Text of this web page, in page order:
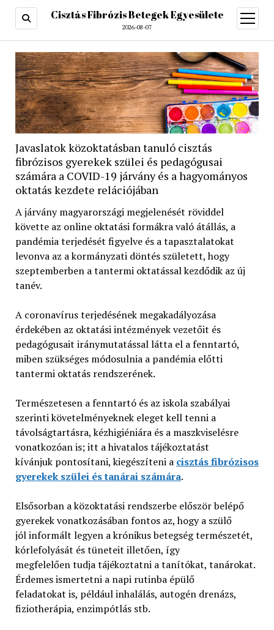
Cisztás Fibrózis Betegek Egyesülete
2026-08-07
open
menu
Javaslatok közoktatásban tanuló cisztás
fibrózisos gyerekek szülei és pedagógusai
számára a COVID-19 járvány és a hagyományos
oktatás kezdete relációjában
A járvány magyarországi megjelenését röviddel
követte az online oktatási formákra való átállás, a
pandémia terjedését figyelve és a tapasztalatokat
levonva az a kormányzati döntés született, hogy
szeptemberben a tantermi oktatással kezdődik az új
tanév.
A coronavírus terjedésének megakadályozása
érdekében az oktatási intézmények vezetőit és
pedagógusait iránymutatással látta el a fenntartó,
miben szükséges módosulnia a pandémia előtti
tantermi oktatás rendszerének.
Természetesen a fenntartó és az iskola szabályai
szerinti követelményeknek eleget kell tenni a
távolságtartásra, kézhigiéniára és a maszkviselésre
vonatkozóan is; itt a hivatalos tájékoztatást
kívánjuk pontosítani, kiegészíteni a cisztás fibrózisos
gyerekek szülei és tanárai számára.
Elsősorban a közoktatási rendszerbe először belépő
gyerekek vonatkozásában fontos az, hogy a szülő
jól informált legyen a krónikus betegség természetét,
kórlefolyását és tüneteit illetően, így
megfelelően tudja tájékoztatni a tanítókat, tanárokat.
Érdemes ismertetni a napi rutinba épülő
feladatokat is, például inhalálás, autogén drenázs,
fiziotherápia, enzimpótlás stb.